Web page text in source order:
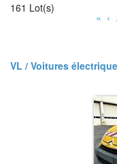
161 Lot(s)
« ‹
VL / Voitures